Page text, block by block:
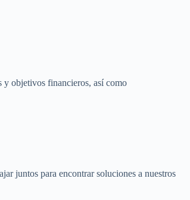
y objetivos financieros, así como
juntos para encontrar soluciones a nuestros